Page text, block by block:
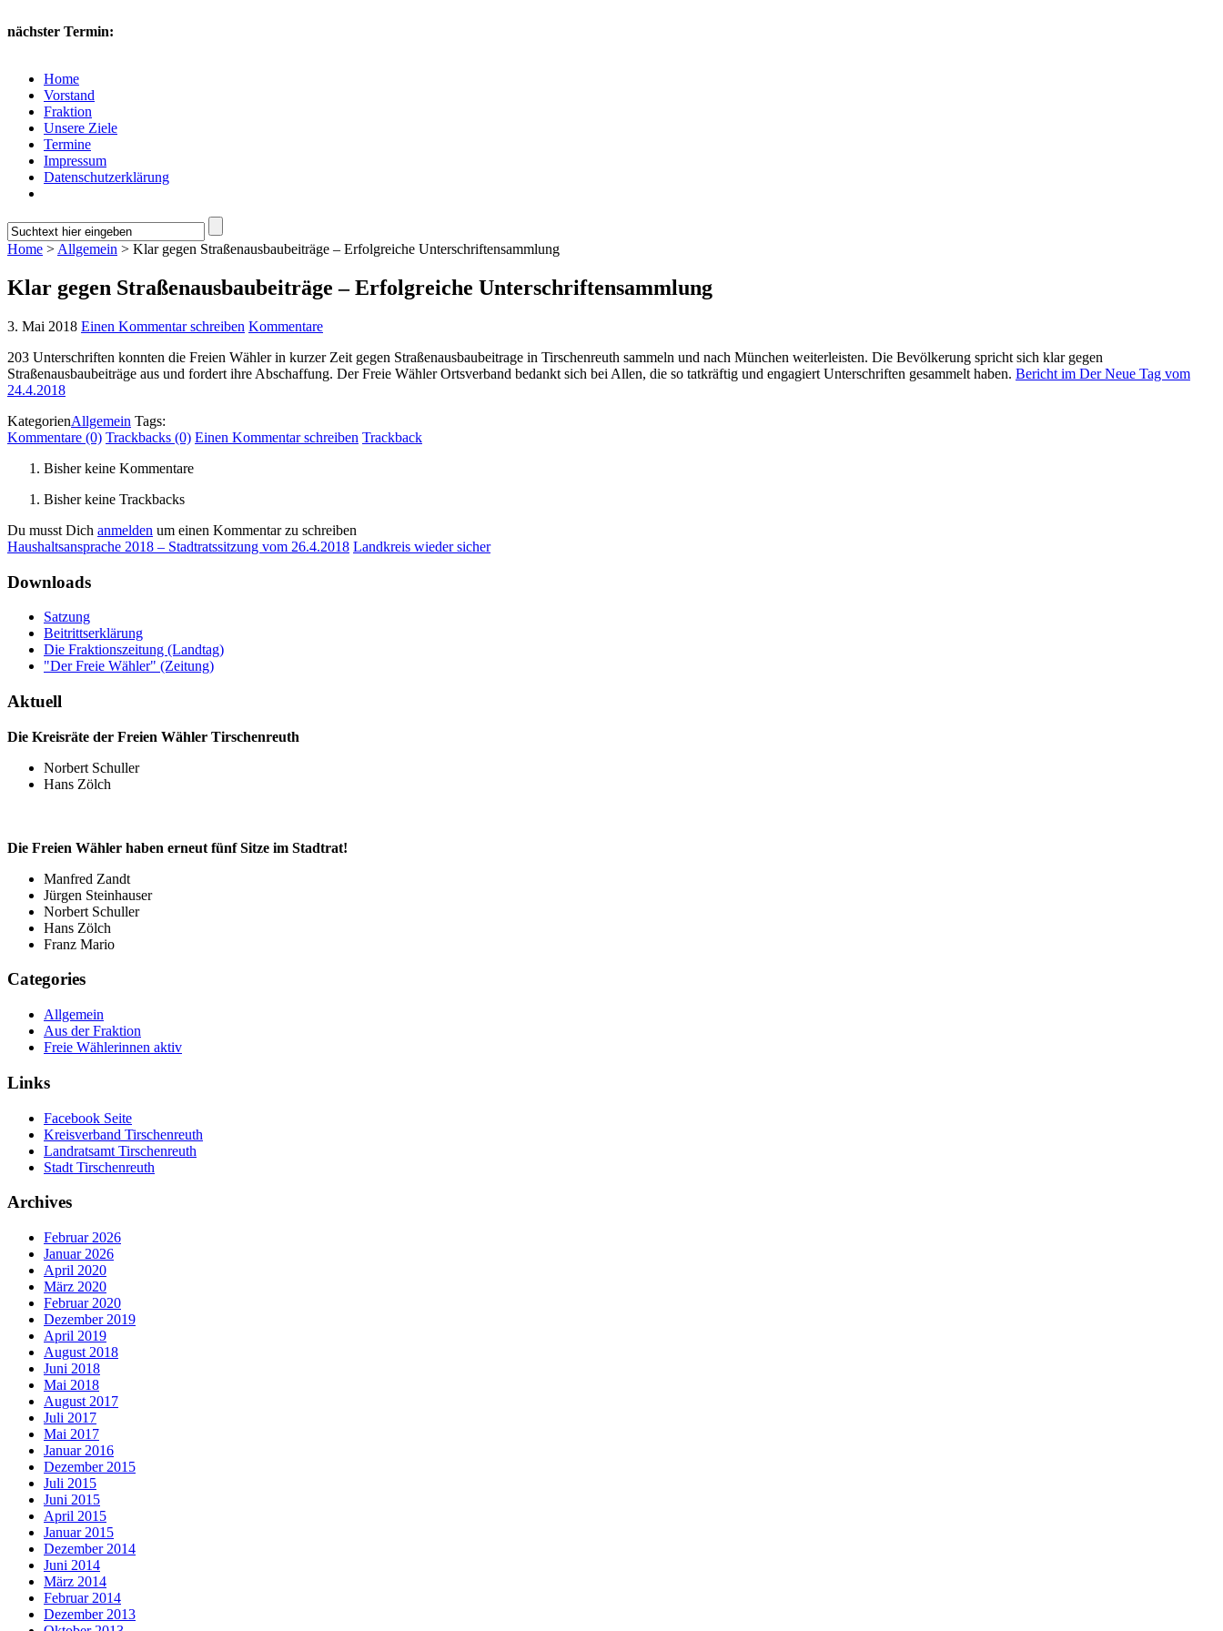
nächster Termin:
Home
Vorstand
Fraktion
Unsere Ziele
Termine
Impressum
Datenschutzerklärung
Home > Allgemein > Klar gegen Straßenausbaubeiträge – Erfolgreiche Unterschriftensammlung
Klar gegen Straßenausbaubeiträge – Erfolgreiche Unterschriftensammlung
3. Mai 2018 Einen Kommentar schreiben Kommentare
203 Unterschriften konnten die Freien Wähler in kurzer Zeit gegen Straßenausbaubeitrage in Tirschenreuth sammeln und nach München weiterleisten. Die Bevölkerung spricht sich klar gegen
Straßenausbaubeiträge aus und fordert ihre Abschaffung. Der Freie Wähler Ortsverband bedankt sich bei Allen, die so tatkräftig und engagiert Unterschriften gesammelt haben. Bericht im Der Neue Tag vom
24.4.2018
KategorienAllgemein Tags:
Kommentare (0) Trackbacks (0) Einen Kommentar schreiben Trackback
Bisher keine Kommentare
Bisher keine Trackbacks
Du musst Dich anmelden um einen Kommentar zu schreiben
Haushaltsansprache 2018 – Stadtratssitzung vom 26.4.2018 Landkreis wieder sicher
Downloads
Satzung
Beitrittserklärung
Die Fraktionszeitung (Landtag)
"Der Freie Wähler" (Zeitung)
Aktuell
Die Kreisräte der Freien Wähler Tirschenreuth
Norbert Schuller
Hans Zölch
Die Freien Wähler haben erneut fünf Sitze im Stadtrat!
Manfred Zandt
Jürgen Steinhauser
Norbert Schuller
Hans Zölch
Franz Mario
Categories
Allgemein
Aus der Fraktion
Freie Wählerinnen aktiv
Links
Facebook Seite
Kreisverband Tirschenreuth
Landratsamt Tirschenreuth
Stadt Tirschenreuth
Archives
Februar 2026
Januar 2026
April 2020
März 2020
Februar 2020
Dezember 2019
April 2019
August 2018
Juni 2018
Mai 2018
August 2017
Juli 2017
Mai 2017
Januar 2016
Dezember 2015
Juli 2015
Juni 2015
April 2015
Januar 2015
Dezember 2014
Juni 2014
März 2014
Februar 2014
Dezember 2013